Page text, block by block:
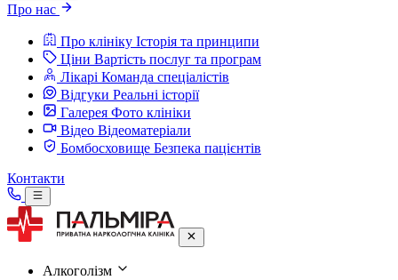
Про нас
Про клініку Історія та принципи
Ціни Вартість послуг та програм
Лікарі Команда спеціалістів
Відгуки Реальні історії
Галерея Фото клініки
Відео Відеоматеріали
Бомбосховище Безпека пацієнтів
Контакти
Алкоголізм